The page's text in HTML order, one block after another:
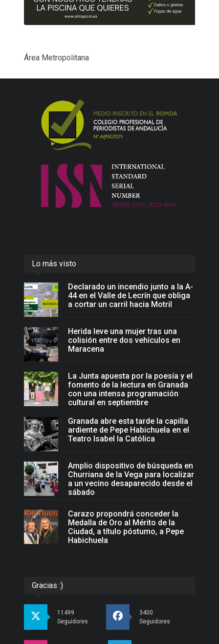
Área Metropolitana
Lo más visto
Declarado un incendio junto a la A-
44 en el Valle de Lecrín que obliga
a cortar un carril hacia Motril
Herida leve una mujer tras una
colisión entre dos vehículos en
Maracena
La Junta apuesta por la poesía y el
fomento de la lectura en Granada
con una intensa programación
cultural en septiembre
Granada abre esta tarde la capilla
ardiente de Pepe Habichuela en el
Teatro Isabel la Católica
Amplio dispositivo de búsqueda en
Churriana de la Vega para localizar
a un vecino desaparecido desde el
sábado
Carazo propondrá conceder la
Medalla de Oro al Mérito de la
Ciudad, a título póstumo, a Pepe
Habichuela
Gracias :)
11499
Seguidores
3400
Seguidores